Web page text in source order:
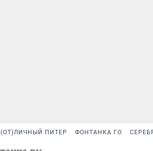
(ОТ)ЛИЧНЫЙ ПИТЕР ФОНТАНКА ГО